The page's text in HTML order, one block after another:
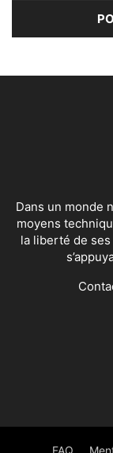
Dans un monde
moyens
la liberté de